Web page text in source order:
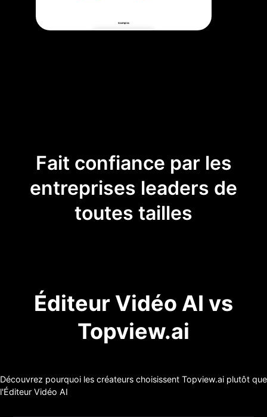
Fait confiance par les
entreprises leaders de
toutes tailles
Éditeur Vidéo AI vs
Topview.ai
Découvrez pourquoi les créateurs choisissent Topview.ai plutôt que
l'Éditeur Vidéo AI